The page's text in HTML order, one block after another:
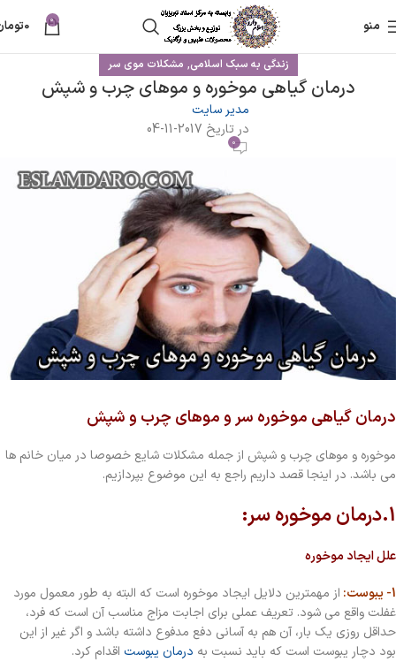
منو 0
0
زندگی به سبک اسلامی, مشکلات موی سر
درمان گیاهی موخوره و موهای چرب و شپش
مدیر سایت
در تاریخ 2017-11-04
0
درمان گیاهی موخوره سر و موهای چرب و شپش
موخوره و موهای چرب و شپش از جمله مشکلات شایع خصوصا در میان خانم ها
می باشد. در اینجا قصد داریم راجع به این موضوع بپردازیم.
1.درمان موخوره سر:
علل ایجاد موخوره
1- یبوست:
از مهمترین دلایل ایجاد موخوره است که البته به طور معمول مورد
غفلت واقع می شود. تعریف عملی برای اجابت مزاج مناسب آن است که فرد،
حداقل روزی یک بار، آن هم به آسانی دفع مدفوع داشته باشد و اگر غیر از این
بود دچار یبوست است که باید نسبت به درمان یبوست اقدام کرد.